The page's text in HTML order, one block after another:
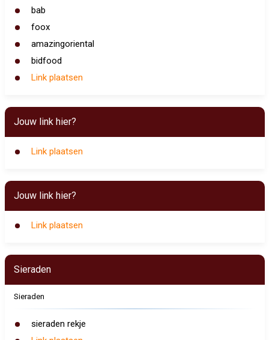
bab
foox
amazingoriental
bidfood
Link plaatsen
Jouw link hier?
Link plaatsen
Jouw link hier?
Link plaatsen
Sieraden
Sieraden
sieraden rekje